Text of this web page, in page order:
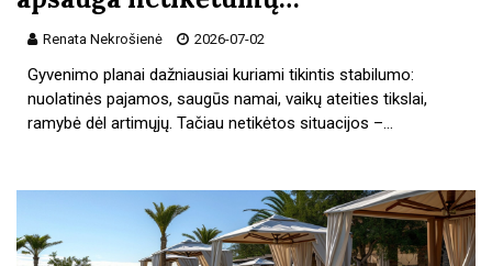
Renata Nekrošienė 2026-07-02
Gyvenimo planai dažniausiai kuriami tikintis stabilumo:
nuolatinės pajamos, saugūs namai, vaikų ateities tikslai,
ramybė dėl artimųjų. Tačiau netikėtos situacijos –…